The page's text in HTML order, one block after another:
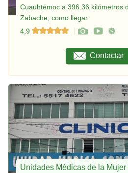
Cuauhtémoc a 396.36 kilómetros
Zabache, como llegar
4,9
Contactar
Unidades Médicas de la